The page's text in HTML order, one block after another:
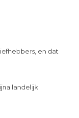
en dat
landelijk